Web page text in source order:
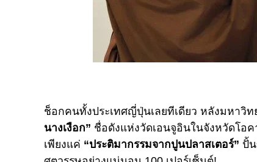
ช็อกคนทั้งประเทศญี่ปุ่นเลยทีเดียว หลังมหาวิท
นางเงือก” ชื่อดังแห่งวัดเอนจูอินในจังหวัดโอ
เพียงแค่ “ประติมากรรมจากปูนปลาสเตอร์” ปั้